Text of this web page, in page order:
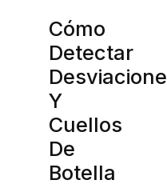
Cómo
Detectar
Y
Cuellos
De
Botella